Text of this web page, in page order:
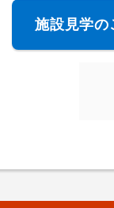
施設見学の